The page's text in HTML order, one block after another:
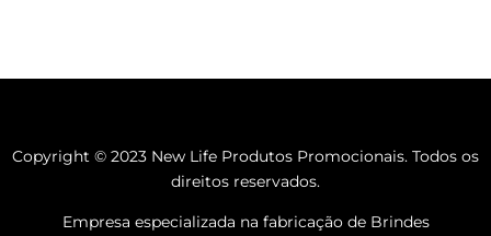
Copyright © 2023 New Life Produtos Promocionais. Todos os
direitos reservados.
Empresa especializada na fabricação de Brindes